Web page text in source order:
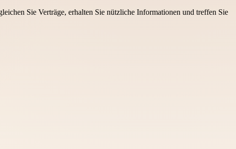
Sie Verträge, erhalten Sie nützliche Informationen und treffen Sie